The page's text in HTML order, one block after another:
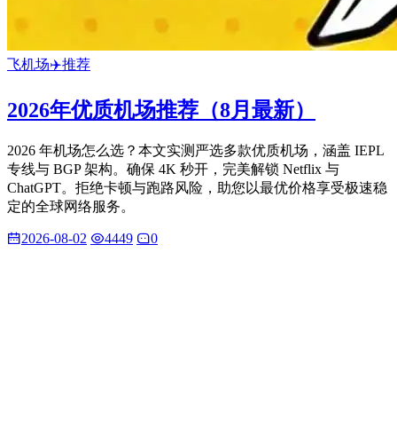
飞机场✈️推荐
2026年优质机场推荐（8月最新）
2026 年机场怎么选？本文实测严选多款优质机场，涵盖 IEPL
专线与 BGP 架构。确保 4K 秒开，完美解锁 Netflix 与
ChatGPT。拒绝卡顿与跑路风险，助您以最优价格享受极速稳
定的全球网络服务。
2026-08-02 4449 0